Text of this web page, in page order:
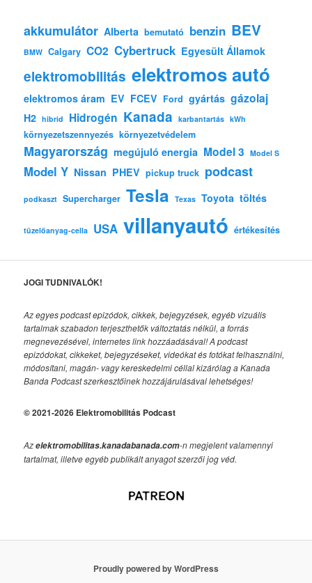
akkumulátor Alberta bemutató benzin BEV
BMW Calgary CO2 Cybertruck Egyesült Államok
elektromobilitás elektromos autó
elektromos áram EV FCEV Ford gyártás gázolaj
H2 hibrid Hidrogén Kanada karbantartás kWh
környezetszennyezés környezetvédelem
Magyarország megújuló energia Model 3 Model S
Model Y Nissan PHEV pickup truck podcast
podkaszt Supercharger Tesla Texas Toyota töltés
tüzelőanyag-cella USA villanyautó értékesítés
JOGI TUDNIVALÓK!
Az egyes podcast epizódok, cikkek, bejegyzések, egyéb vizuális
tartalmak szabadon terjeszthetők változtatás nélkül, a forrás
megnevezésével, internetes link hozzáadásával!A podcast
epizódokat, cikkeket, bejegyzéseket, videókat és fotókat felhasználni,
módosítani, magán- vagy kereskedelmi céllal kizárólag a Kanada
Banda Podcast szerkesztőinek hozzájárulásával lehetséges!
© 2021-2026 Elektromobilitás Podcast
Azelektromobilitas.kanadabanada.com-n megjelent valamennyi
tartalmat, illetve egyéb publikált anyagot szerzői jog véd.
Proudly powered by WordPress